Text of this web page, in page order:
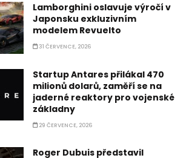
Lamborghini oslavuje výročí v
Japonsku exkluzivním
modelem Revuelto
31 ČERVENCE, 2026
Startup Antares přilákal 470
milionů dolarů, zaměří se na
jaderné reaktory pro vojenské
základny
29 ČERVENCE, 2026
Roger Dubuis představil